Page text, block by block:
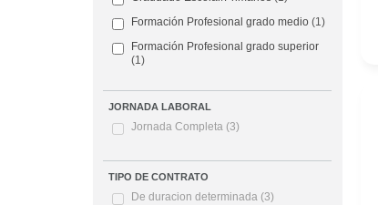
Formación Profesional grado medio (1)
Formación Profesional grado superior
(1)
JORNADA LABORAL
Jornada Completa (3)
TIPO DE CONTRATO
De duracion determinada (3)